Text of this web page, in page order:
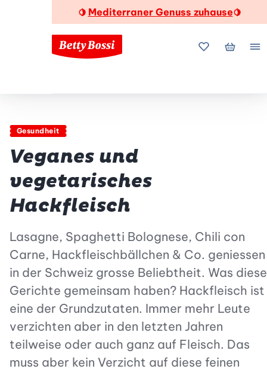
🍋 Mediterraner Genuss zuhause🍋
MeineMein
Gesundheit
Veganes und
vegetarisches
Hackfleisch
Lasagne, Spaghetti Bolognese, Chili con
Carne, Hackfleischbällchen & Co. geniessen
in der Schweiz grosse Beliebtheit. Was diese
Gerichte gemeinsam haben? Hackfleisch ist
eine der Grundzutaten. Immer mehr Leute
verzichten aber in den letzten Jahren
teilweise oder auch ganz auf Fleisch. Das
muss aber kein Verzicht auf diese feinen